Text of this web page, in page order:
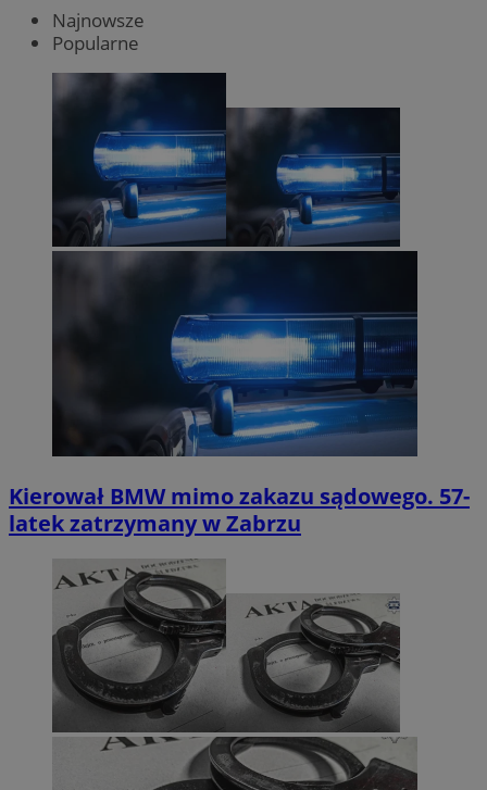
Najnowsze
Popularne
Kierował BMW mimo zakazu sądowego. 57-
latek zatrzymany w Zabrzu